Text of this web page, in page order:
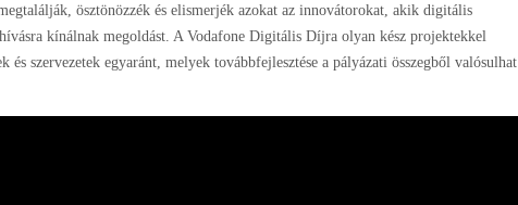
ösztönözzék és elismerjék azokat az innovátorokat, akik digitális
kínálnak megoldást. A Vodafone Digitális Díjra olyan kész projektekkel
és szervezetek egyaránt, melyek továbbfejlesztése a pályázati összegből valósulhat